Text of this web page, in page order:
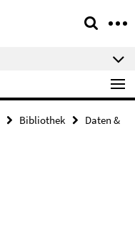
Bibliothek
Daten &